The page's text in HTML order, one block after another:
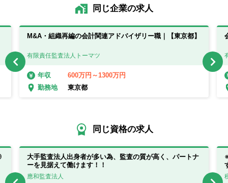
同じ企業の求人
M&A・組織再編の会計関連アドバイザリー職｜【東京都】
有限責任監査法人トーマツ
年収
600万円～1300万円
勤務地
東京都
同じ資格の求人
大手監査法人出身者が多い為、監査の質が高く、パートナ
ーを見据えて働けます！！
應和監査法人